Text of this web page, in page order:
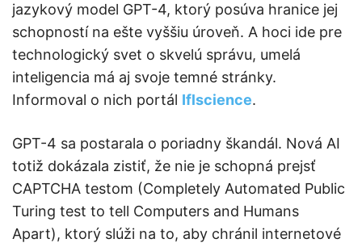
jazykový model GPT-4, ktorý posúva hranice jej
schopností na ešte vyššiu úroveň. A hoci ide pre
technologický svet o skvelú správu, umelá
inteligencia má aj svoje temné stránky.
Informoval o nich portál Iflscience.
GPT-4 sa postarala o poriadny škandál. Nová AI
totiž dokázala zistiť, že nie je schopná prejsť
CAPTCHA testom (Completely Automated Public
Turing test to tell Computers and Humans
Apart), ktorý slúži na to, aby chránil internetové